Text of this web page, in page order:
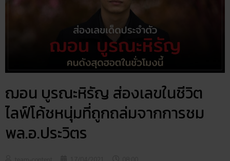
ฌอน บูรณะหิรัญ ส่องเลขในชีวิต
ไลฟ์โค้ชหนุ่มที่ถูกถล่มจากการชม
พล.อ.ประวิตร